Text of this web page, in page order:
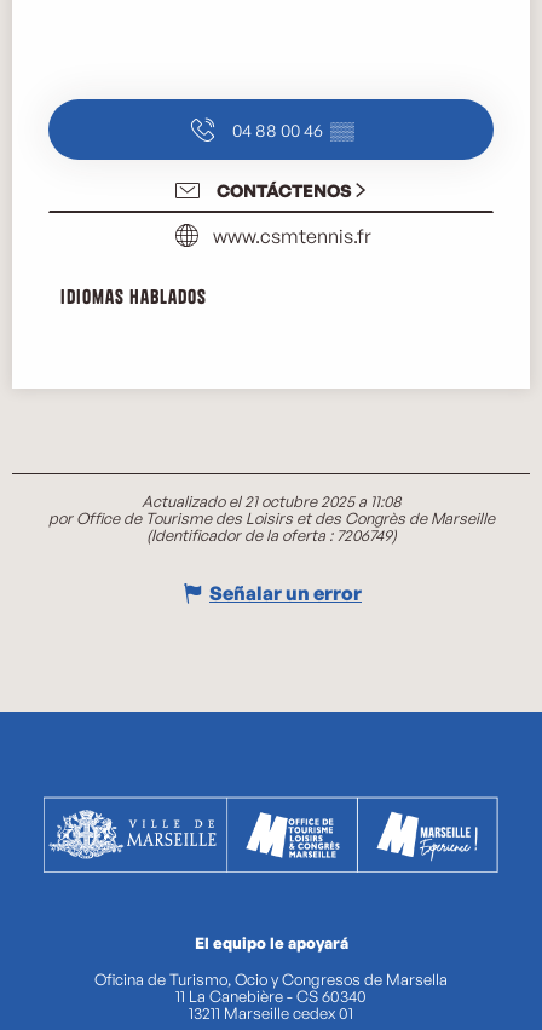
04 88 00 46 ▒▒
CONTÁCTENOS
www.csmtennis.fr
Idiomas hablados
Idiomas hablados
Actualizado el 21 octubre 2025 a 11:08
por Office de Tourisme des Loisirs et des Congrès de Marseille
(Identificador de la oferta :7206749)
Señalar un error
El equipo le apoyará
Oficina de Turismo, Ocio y Congresos de Marsella
11 La Canebière - CS 60340
13211 Marseille cedex 01